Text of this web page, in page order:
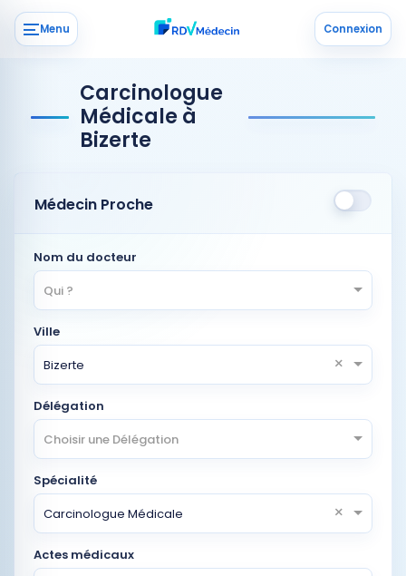
Menu Connexion
Carcinologue
Médicale à
Bizerte
Médecin Proche
Nom du docteur
Qui ?
Ville
Bizerte
×
Délégation
Choisir une Délégation
Spécialité
Carcinologue Médicale
×
Actes médicaux